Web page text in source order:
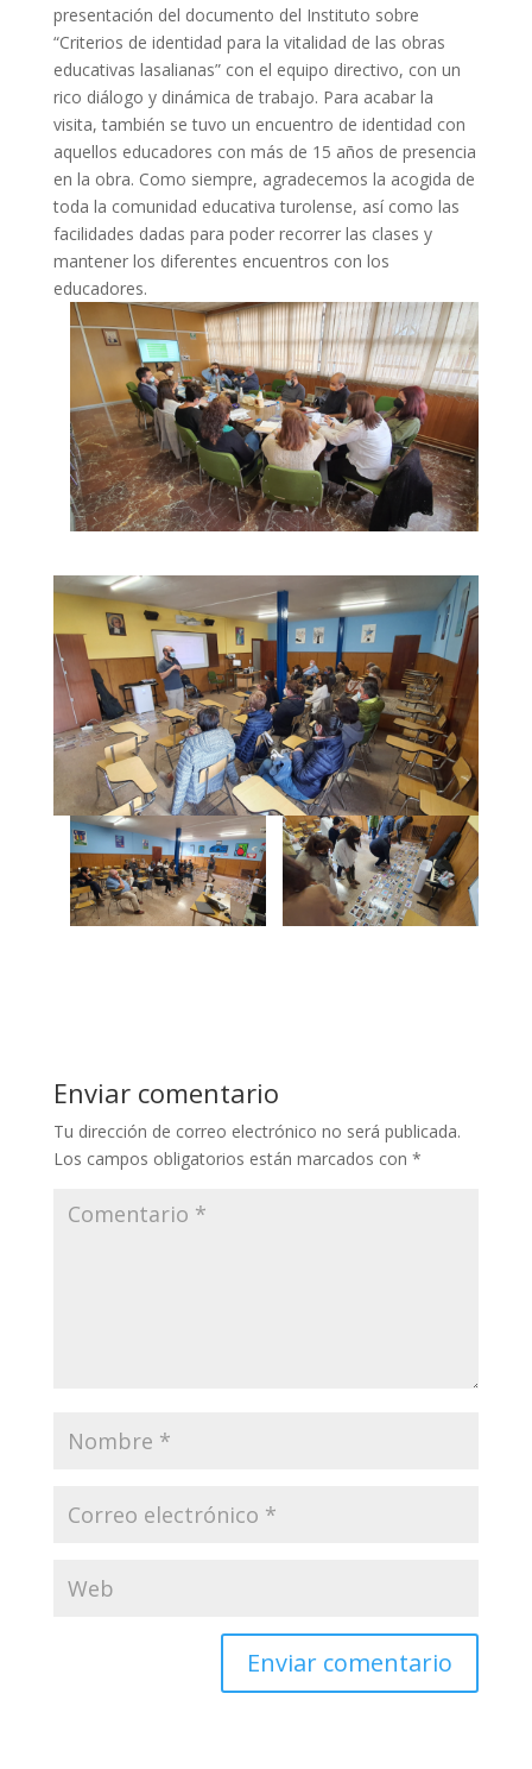
presentación del documento del Instituto sobre
“Criterios de identidad para la vitalidad de las obras
educativas lasalianas” con el equipo directivo, con un
rico diálogo y dinámica de trabajo. Para acabar la
visita, también se tuvo un encuentro de identidad con
aquellos educadores con más de 15 años de presencia
en la obra. Como siempre, agradecemos la acogida de
toda la comunidad educativa turolense, así como las
facilidades dadas para poder recorrer las clases y
mantener los diferentes encuentros con los
educadores.
Enviar comentario
Tu dirección de correo electrónico no será publicada.
Los campos obligatorios están marcados con *